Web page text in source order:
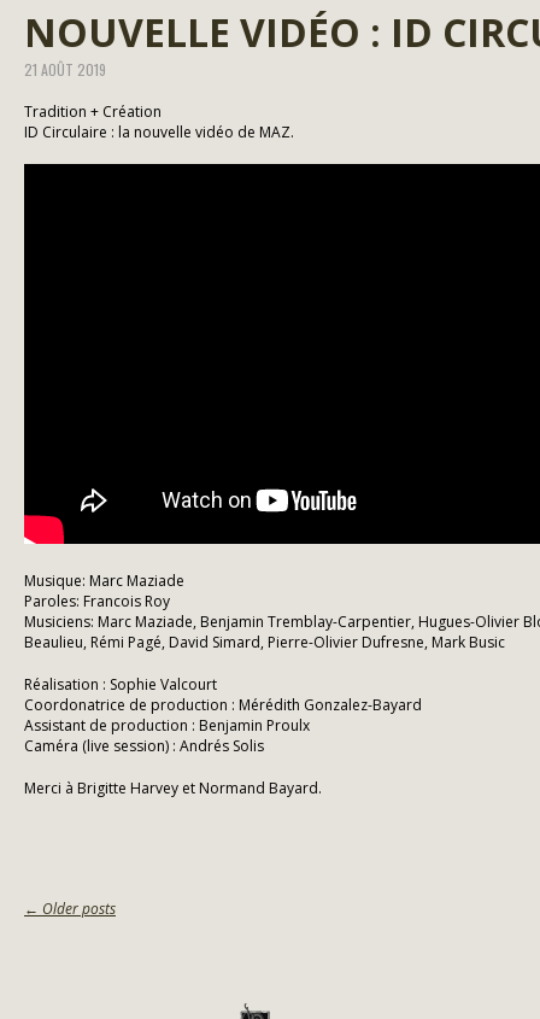
NOUVELLE VIDÉO : ID
21 AOÛT 2019
Tradition + Création
ID Circulaire : la nouvelle vidéo de MAZ.
Musique: Marc Maziade
Paroles: Francois Roy
Musiciens: Marc Maziade, Benjamin Tremblay-Carpentier, Hugues-Olivier
Beaulieu, Rémi Pagé, David Simard, Pierre-Olivier Dufresne, Mark Busic
Réalisation : Sophie Valcourt
Coordonatrice de production : Mérédith Gonzalez-Bayard
Assistant de production : Benjamin Proulx
Caméra (live session) : Andrés Solis
Merci à Brigitte Harvey et Normand Bayard.
POSTS
NAVIGATION
← Older posts